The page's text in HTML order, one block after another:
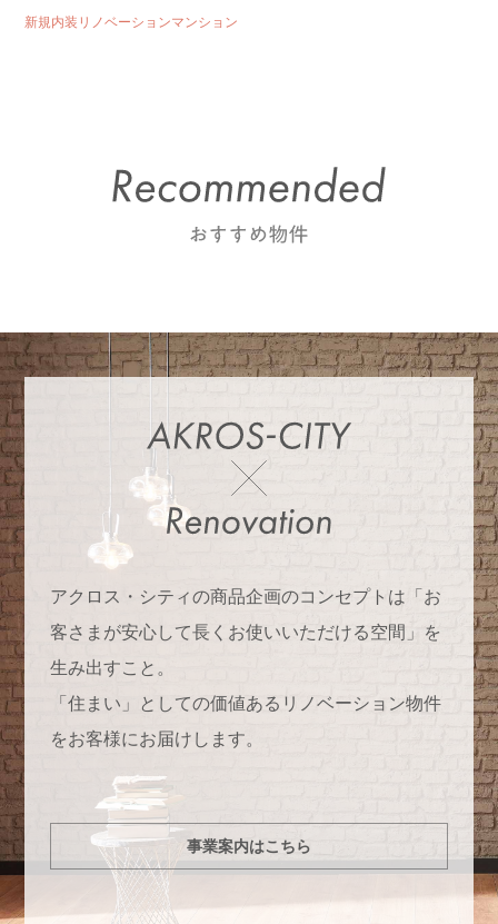
新規内装リノベーションマンション
アクロス・シティの商品企画のコンセプトは「お
客さまが安心して長くお使いいただける空間」を
生み出すこと。
「住まい」としての価値あるリノベーション物件
をお客様にお届けします。
事業案内はこちら